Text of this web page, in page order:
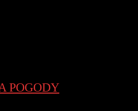
POGODY